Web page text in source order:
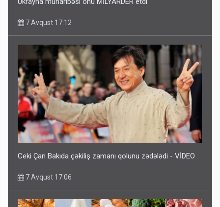
7 Avqust 17:12
Ceki Çan Bakıda çəkiliş zamanı qolunu zədələdi - VİDEO
7 Avqust 17:06